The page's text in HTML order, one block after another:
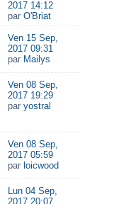
2017 14:12
par O'Briat
Ven 15 Sep,
2017 09:31
par Mailys
Ven 08 Sep,
2017 19:29
par yostral
Ven 08 Sep,
2017 05:59
par loicwood
Lun 04 Sep,
2017 20:07